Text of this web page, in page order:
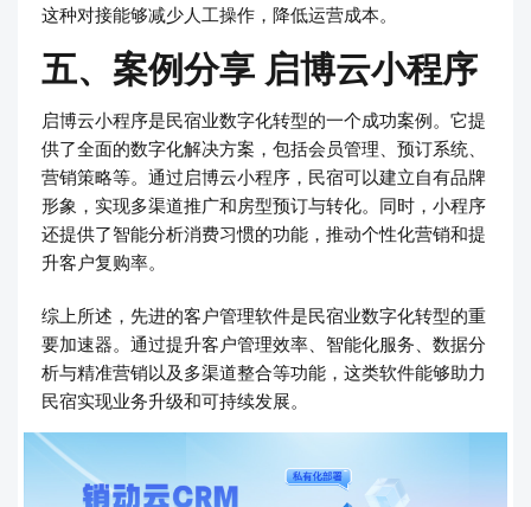
这种对接能够减少人工操作，降低运营成本。
五、案例分享 启博云小程序
启博云小程序是民宿业数字化转型的一个成功案例。它提
供了全面的数字化解决方案，包括会员管理、预订系统、
营销策略等。通过启博云小程序，民宿可以建立自有品牌
形象，实现多渠道推广和房型预订与转化。同时，小程序
还提供了智能分析消费习惯的功能，推动个性化营销和提
升客户复购率。
综上所述，先进的客户管理软件是民宿业数字化转型的重
要加速器。通过提升客户管理效率、智能化服务、数据分
析与精准营销以及多渠道整合等功能，这类软件能够助力
民宿实现业务升级和可持续发展。